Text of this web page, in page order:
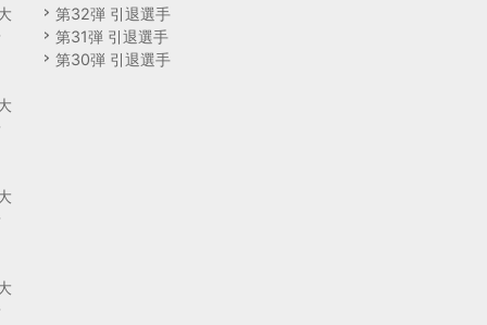
第32弾 引退選手
第31弾 引退選手
第30弾 引退選手